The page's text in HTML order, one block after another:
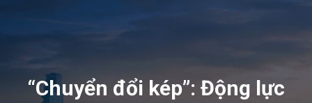
“Chuyển đổi kép”: Động lực